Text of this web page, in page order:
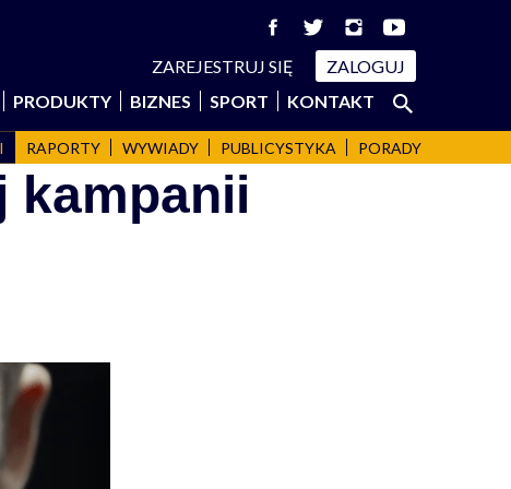
ZAREJESTRUJ SIĘ
ZALOGUJ
PRODUKTY BIZNES SPORT KONTAKT Szukaj:
SZUKAJ
RAPORTY WYWIADY PUBLICYSTYKA PORADY
kampanii